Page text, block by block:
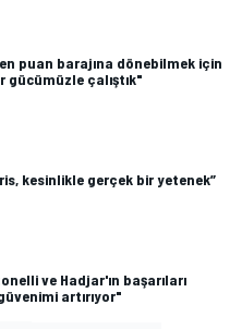
puan barajına dönebilmek için
gücümüzle çalıştık"
kesinlikle gerçek bir yetenek”
ve Hadjar'ın başarıları
artırıyor"